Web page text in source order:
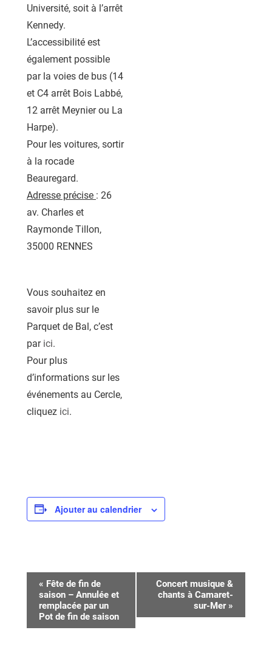
Université, soit à l’arrêt
Kennedy.
L’accessibilité est
également possible
par la voies de bus (14
et C4 arrêt Bois Labbé,
12 arrêt Meynier ou La
Harpe).
Pour les voitures, sortir
à la rocade
Beauregard.
Adresse précise : 26
av. Charles et
Raymonde Tillon,
35000 RENNES
Vous souhaitez en
savoir plus sur le
Parquet de Bal, c’est
par ici.
Pour plus
d’informations sur les
événements au Cercle,
cliquez ici.
Ajouter au calendrier
Navigation
Évènement
« Fête de fin de
saison – Annulée et
remplacée par un
Pot de fin de saison
Concert musique &
chants à Camaret-
sur-Mer »